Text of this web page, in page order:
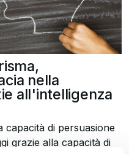
nella
all'intelligenza
capacità di persuasione
grazie alla capacità di